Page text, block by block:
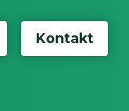
Kontakt